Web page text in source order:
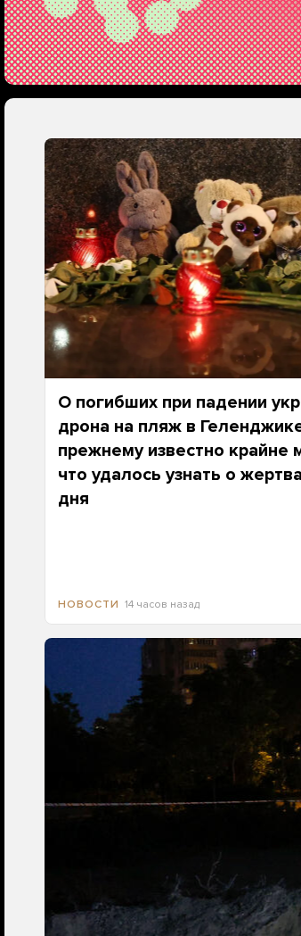
О погибших при падении
дрона на пляж в
прежнему известно крайне
что удалось узнать о
дня
НОВОСТИ 14 часов назад